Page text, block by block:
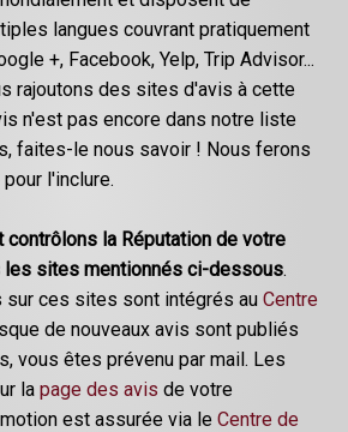
langues couvrant pratiquement
+, Facebook, Yelp, Trip Advisor...
rajoutons des sites d'avis à cette
n'est pas encore dans notre liste
faites-le nous savoir ! Nous ferons
l'inclure.
contrôlons la Réputation de votre
les sites mentionnés ci-dessous.
sur ces sites sont intégrés au Centre
de nouveaux avis sont publiés
vous êtes prévenu par mail. Les
la page des avis de votre
est assurée via le Centre de